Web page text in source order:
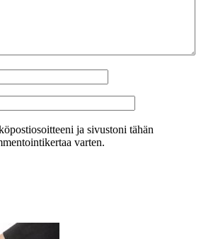
ja sivustoni tähän
varten.